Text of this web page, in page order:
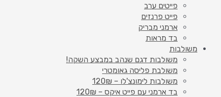
פייטים ערב
פייט פרנזים
ארמני מבריק
בד מראות
משולבות
משולבות דגם שנהב במבצע השקה!
משולבת פליסה גאומטרי
משולבות לימונצ'לו – 120₪
בד ארמני עם פייט איקס – 120₪